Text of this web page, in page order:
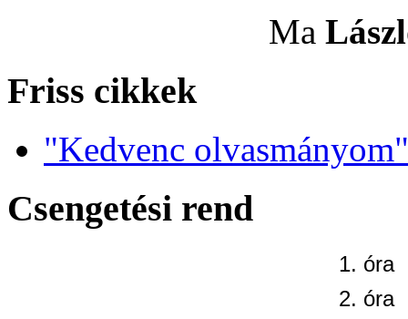
Ma
Friss cikkek
"Kedvenc
Csengetési rend
1. óra
2. óra